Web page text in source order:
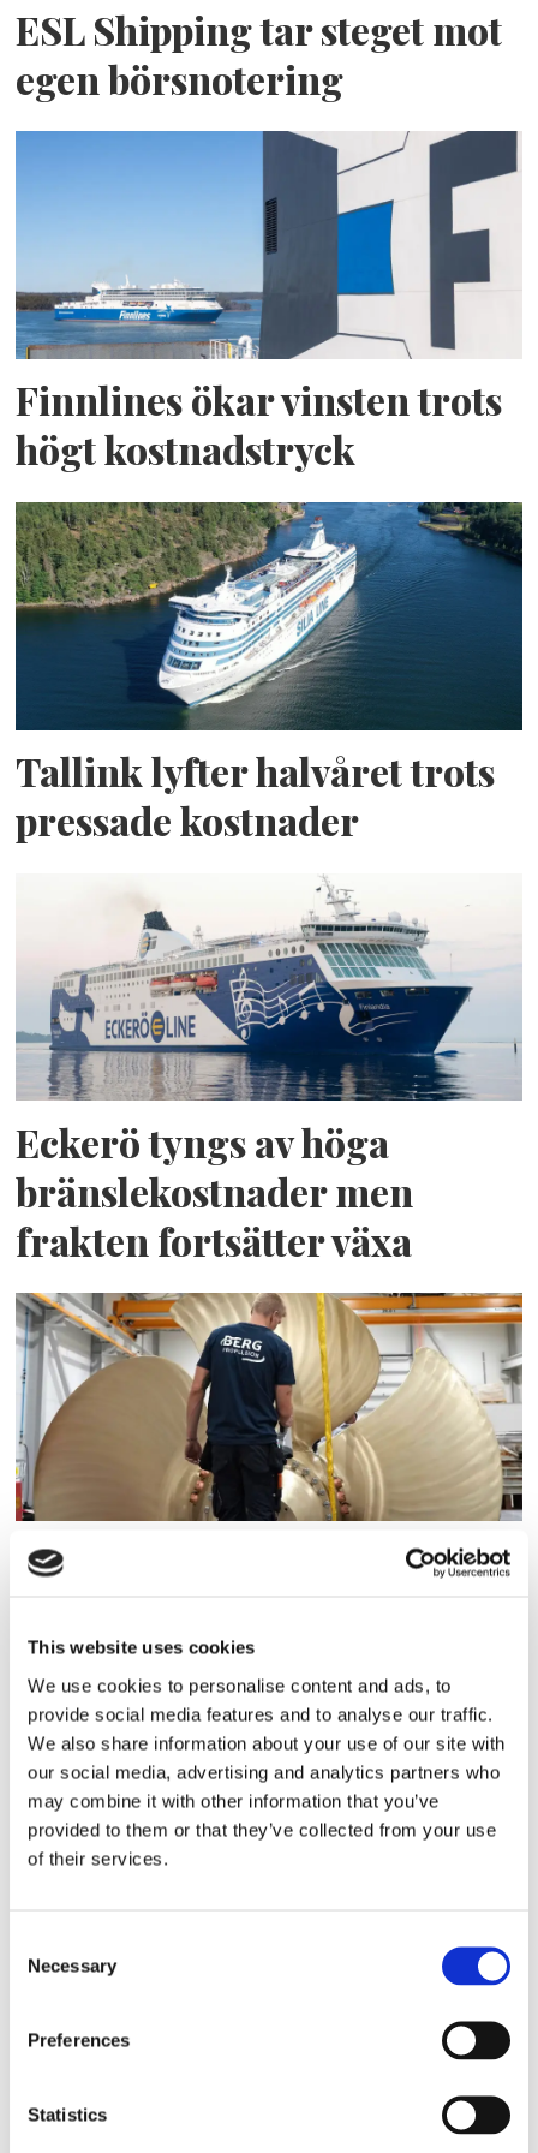
This website uses cookies
We use cookies to personalise content and ads, to
provide social media features and to analyse our traffic.
We also share information about your use of our site with
our social media, advertising and analytics partners who
may combine it with other information that you’ve
provided to them or that they’ve collected from your use
of their services.
Selection
Necessary
Preferences
Statistics
ESL Shipping tar steget mot
egen börsnotering
Finnlines ökar vinsten trots
högt kostnadstryck
Tallink lyfter halvåret trots
pressade kostnader
Eckerö tyngs av höga
bränslekostnader men
frakten fortsätter växa
Storaffären: Kongsberg
Propulsion
Sirius tar leverans av
nybygge